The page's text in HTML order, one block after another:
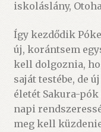
iskoláslány,
Így kezdődik
új, korántsem
kell dolgoznia,
saját testébe, de
életét Sakura-pók
napi
meg kell